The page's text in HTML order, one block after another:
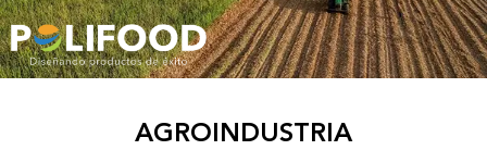
AGROINDUSTRIA